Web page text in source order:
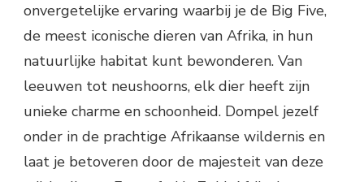
onvergetelijke ervaring waarbij je de Big Five,
de meest iconische dieren van Afrika, in hun
natuurlijke habitat kunt bewonderen. Van
leeuwen tot neushoorns, elk dier heeft zijn
unieke charme en schoonheid. Dompel jezelf
onder in de prachtige Afrikaanse wildernis en
laat je betoveren door de majesteit van deze